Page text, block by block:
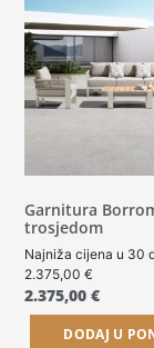
Garnitura
trosjedom
Najniža cijena u 30
2.375,00€
2.375,00€
DODAJ U